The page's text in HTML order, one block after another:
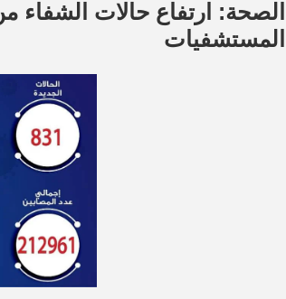
المستشفيات